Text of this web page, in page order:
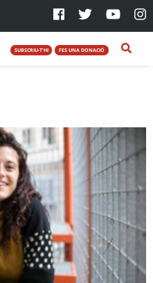
SUBSCRIU-T'HI FES UNA DONACIÓ